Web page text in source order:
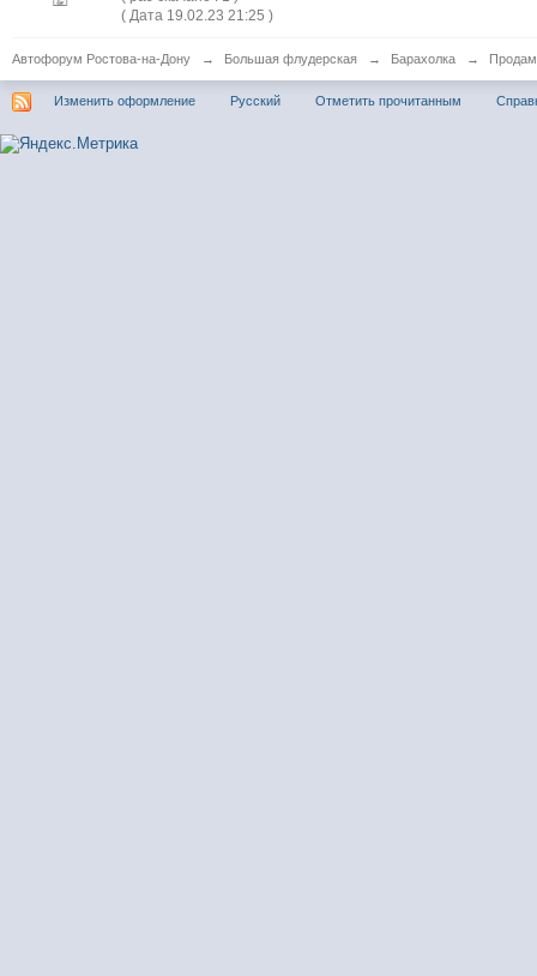
( Дата 19.02.23 21:25 )
Автофорум Ростова-на-Дону → Большая флудерская → Барахолка → Продам
Изменить оформление Русский Отметить прочитанным